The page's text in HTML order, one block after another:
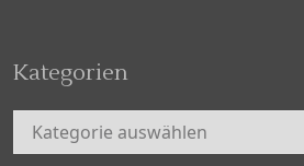
Kategorien
Kategorien